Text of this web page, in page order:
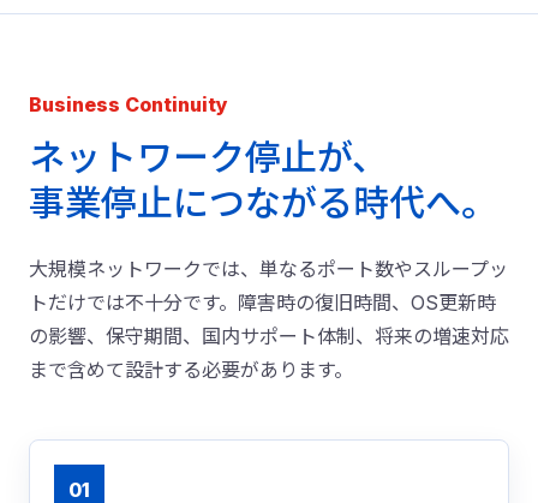
Business Continuity
ネットワーク停止が、
事業停止につながる時代へ。
大規模ネットワークでは、単なるポート数やスループッ
トだけでは不十分です。障害時の復旧時間、OS更新時
の影響、保守期間、国内サポート体制、将来の増速対応
まで含めて設計する必要があります。
01